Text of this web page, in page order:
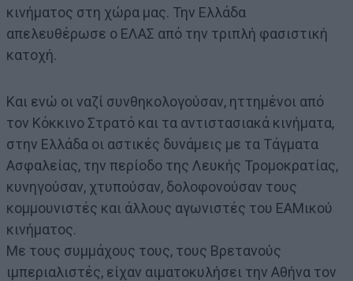
κινήματος στη χώρα μας. Την Ελλάδα
απελευθέρωσε ο ΕΛΑΣ από την τριπλή φασιστική
κατοχή.
Και ενώ οι ναζί συνθηκολογούσαν, ηττημένοι από
τον Κόκκινο Στρατό και τα αντιστασιακά κινήματα,
στην Ελλάδα οι αστικές δυνάμεις με τα Τάγματα
Ασφαλείας, την περίοδο της Λευκής Τρομοκρατίας,
κυνηγούσαν, χτυπούσαν, δολοφονούσαν τους
κομμουνιστές και άλλους αγωνιστές του ΕΑΜικού
κινήματος.
Με τους συμμάχους τους, τους Βρετανούς
ιμπεριαλιστές, είχαν αιματοκυλήσει την Αθήνα τον